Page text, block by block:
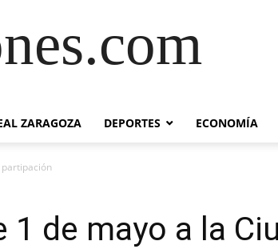
ZARAGOZA DEPORTES ECONOMÍA
partipación
de mayo a la